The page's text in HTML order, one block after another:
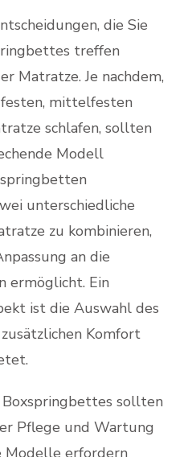
die Sie
treffen
Matratze. Je nachdem,
mittelfesten
schlafen, sollten
Modell
unterschiedliche
zu kombinieren,
an die
ermöglicht. Ein
ist die Auswahl des
Komfort
sollten
Pflege und Wartung